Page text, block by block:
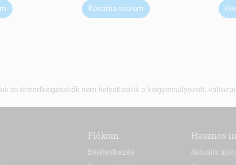
Kosárba teszem
és étrendkiegészítők nem helyettesítik a kiegyensúlyozott,
Fiókom
Bejelentkezés
Hasznos
Aktuális